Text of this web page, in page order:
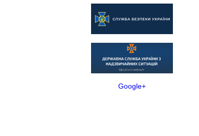
Google+